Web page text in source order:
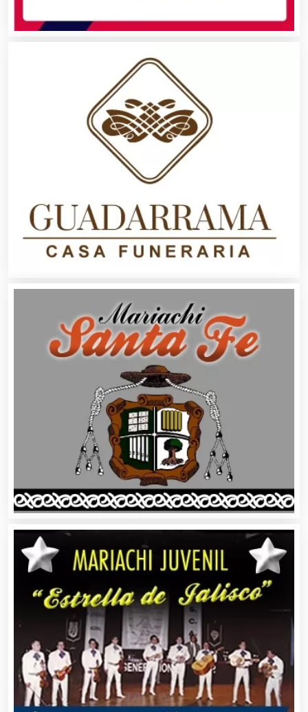
Autobuses
Automatización
Automóviles Nuevos y Usados
Autopartes Eléctricas
Balnearios
Bancos
Banquetes
Basculas
Bebidas
Belleza